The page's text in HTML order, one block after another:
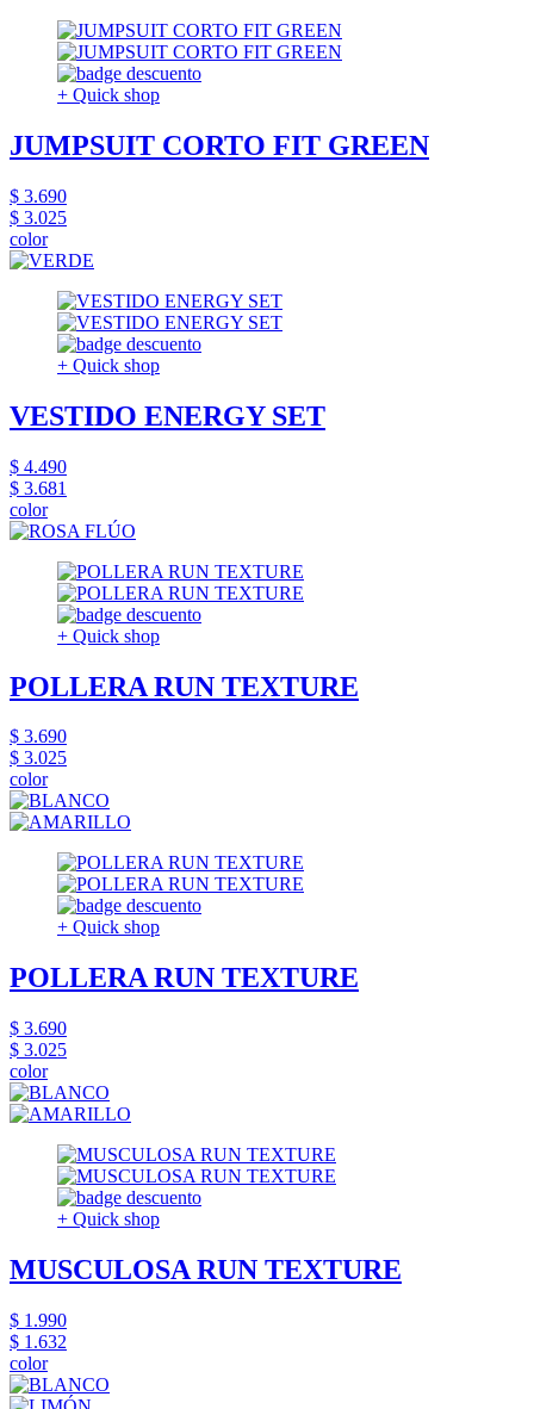
+ Quick shop
JUMPSUIT CORTO FIT GREEN
$ 3.690
$ 3.025
color
+ Quick shop
VESTIDO ENERGY SET
$ 4.490
$ 3.681
color
+ Quick shop
POLLERA RUN TEXTURE
$ 3.690
$ 3.025
color
+ Quick shop
POLLERA RUN TEXTURE
$ 3.690
$ 3.025
color
+ Quick shop
MUSCULOSA RUN TEXTURE
$ 1.990
$ 1.632
color